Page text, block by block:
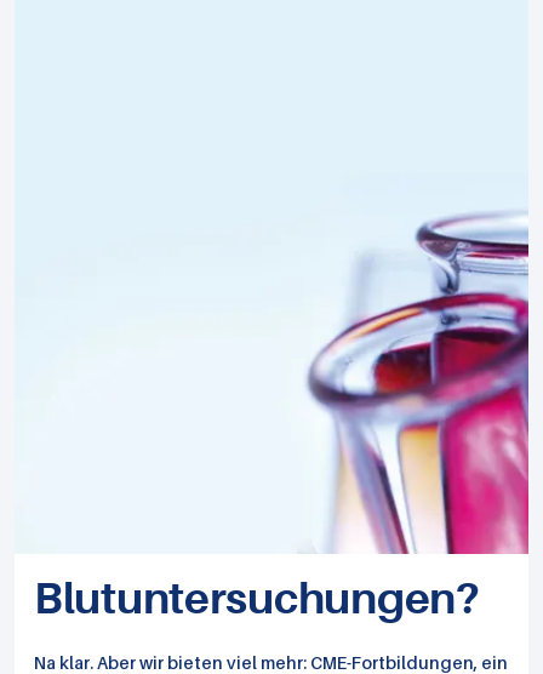
Blutunter­suchungen?
Na klar. Aber wir bieten viel mehr: CME-Fortbildungen, ein